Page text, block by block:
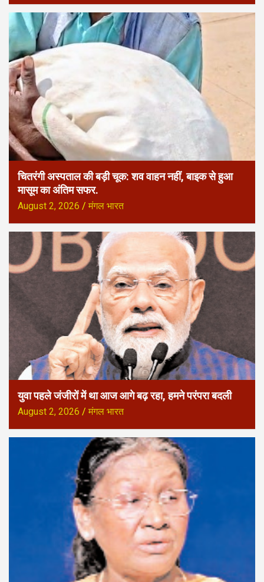
चितरंगी अस्पताल की बड़ी चूक: शव वाहन नहीं, बाइक से हुआ
मासूम का अंतिम सफर.
August 2, 2026 मंगल भारत
युवा पहले जंजीरों में था आज आगे बढ़ रहा, हमने परंपरा बदली
August 2, 2026 मंगल भारत